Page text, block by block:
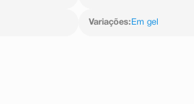
Variações: Em gel